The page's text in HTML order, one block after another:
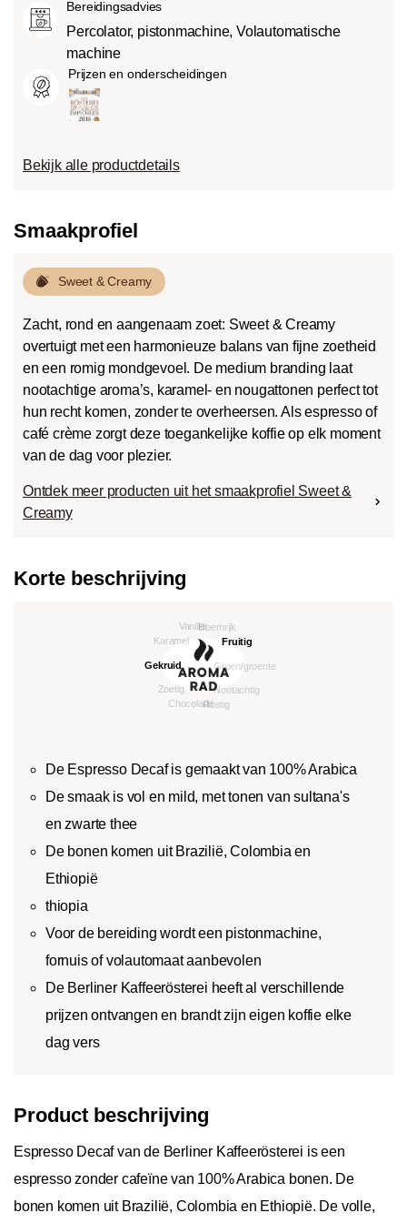
Bereidingsadvies
Percolator, pistonmachine, Volautomatische
machine
Prijzen en onderscheidingen
Bekijk alle productdetails
Smaakprofiel
Sweet & Creamy
Zacht, rond en aangenaam zoet: Sweet & Creamy
overtuigt met een harmonieuze balans van fijne zoetheid
en een romig mondgevoel. De medium branding laat
nootachtige aroma’s, karamel- en nougattonen perfect tot
hun recht komen, zonder te overheersen. Als espresso of
café crème zorgt deze toegankelijke koffie op elk moment
van de dag voor plezier.
Ontdek meer producten uit het smaakprofiel Sweet &
Creamy
Korte beschrijving
De Espresso Decaf is gemaakt van 100% Arabica
De smaak is vol en mild, met tonen van sultana's
en zwarte thee
De bonen komen uit Brazilië, Colombia en
Ethiopië
thiopia
Voor de bereiding wordt een pistonmachine,
fornuis of volautomaat aanbevolen
De Berliner Kaffeerösterei heeft al verschillende
prijzen ontvangen en brandt zijn eigen koffie elke
dag vers
Product beschrijving
Espresso Decaf van de Berliner Kaffeerösterei is een
espresso zonder cafeïne van 100% Arabica bonen. De
bonen komen uit Brazilië, Colombia en Ethiopië. De volle,